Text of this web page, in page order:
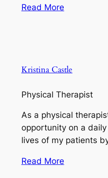
Read More
Kristina Castle
Physical Therapist
As a physical
opportunity on a
lives of my patients
Read More